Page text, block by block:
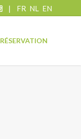
| FR NL EN
RÉSERVATION